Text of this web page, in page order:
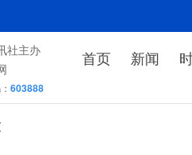
社主办
603888
首页 新闻